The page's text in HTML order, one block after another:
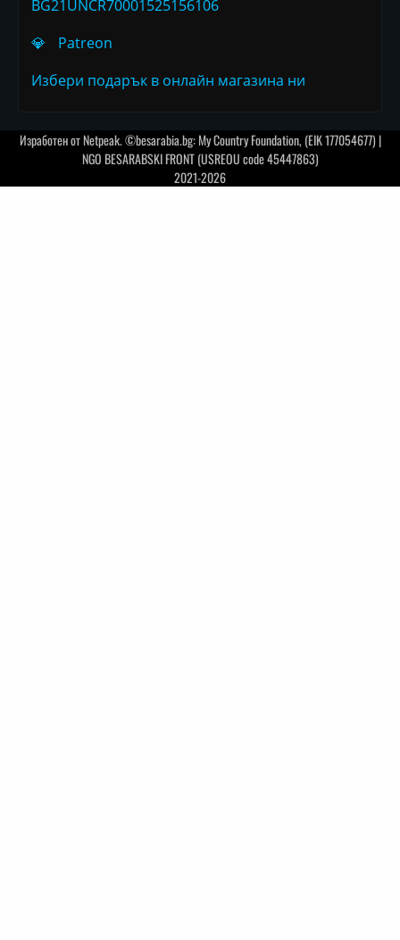
BG21UNCR70001525156106
💎
Patreon
Избери подарък в онлайн магазина ни
Изработен отNetpeak. ©besarabia.bg: My Country Foundation, (EIK 177054677) |
NGO BESARABSKI FRONT (USREOU code 45447863)
2021-2026